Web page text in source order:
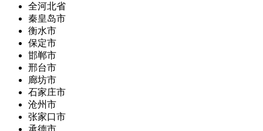
全河北省
秦皇岛市
衡水市
保定市
邯郸市
邢台市
廊坊市
石家庄市
沧州市
张家口市
承德市